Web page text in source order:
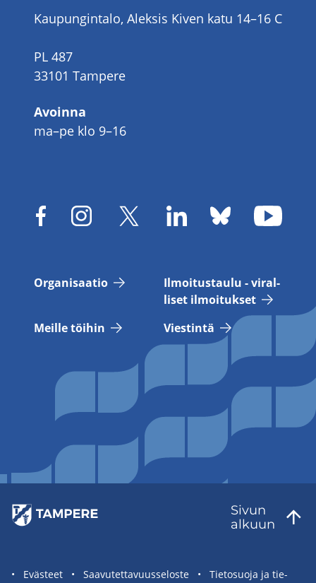
Kaupungintalo, Aleksis Kiven katu 14–16 C
PL 487
33101 Tampere
Avoinna
ma–pe klo 9–16
Or­ga­ni­saa­tio
Il­moi­tus­tau­lu - vi­ral­
li­set il­moi­tuk­set
Meil­le töi­hin
Vies­tin­tä
Sivun
al­kuun
Sivuston
Eväs­teet Saa­vu­tet­ta­vuus­se­los­te
Tie­to­suo­ja ja tie­